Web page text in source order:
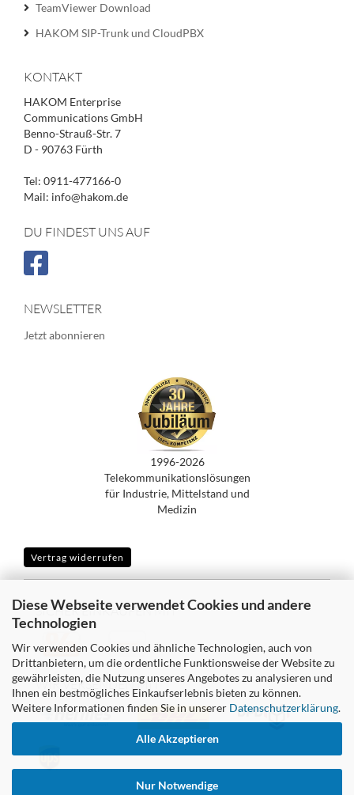
Diese Webseite verwendet Cookies und andere
Technologien
Wir verwenden Cookies und ähnliche Technologien, auch von
Drittanbietern, um die ordentliche Funktionsweise der Website zu
gewährleisten, die Nutzung unseres Angebotes zu analysieren und
Ihnen ein bestmögliches Einkaufserlebnis bieten zu können.
Weitere Informationen finden Sie in unserer Datenschutzerklärung.
Alle Akzeptieren
Nur Notwendige
TeamViewer Download
HAKOM SIP-Trunk und CloudPBX
KONTAKT
HAKOM Enterprise
Communications GmbH
Benno-Strauß-Str. 7
D - 90763 Fürth
Tel: 0911-477166-0
Mail: info@hakom.de
DU FINDEST UNS AUF
NEWSLETTER
Jetzt abonnieren
1996-2026
Telekommunikationslösungen
für Industrie, Mittelstand und
Medizin
Vertrag widerrufen
SICHER EINKAUFEN MIT
WIR VERSENDEN MIT